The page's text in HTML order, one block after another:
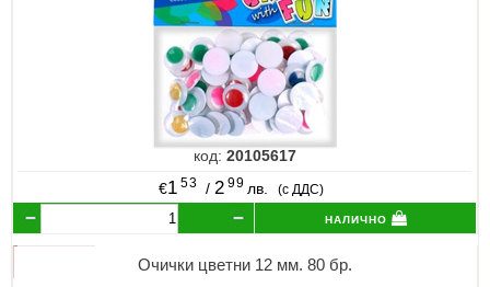
код: 20105617
€1 53 / 2 99 лв. (с ДДС)
налично
Очички цветни 12 мм. 80 бр.